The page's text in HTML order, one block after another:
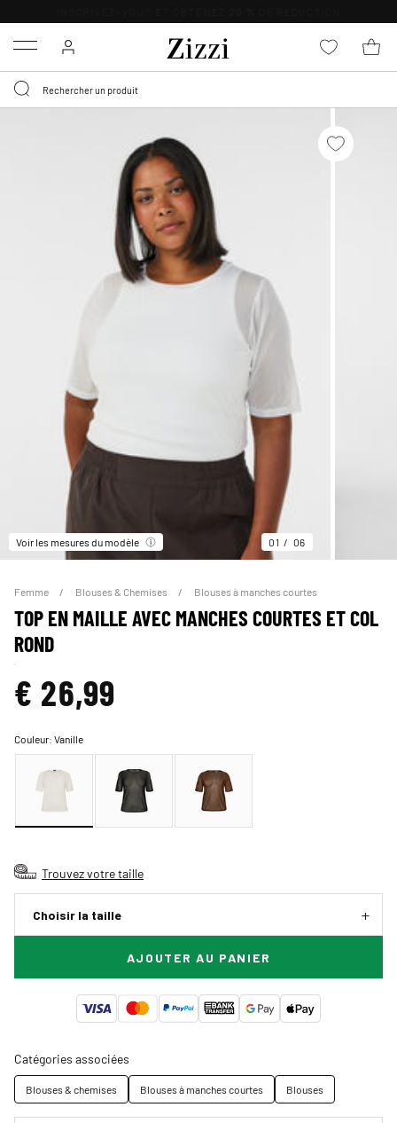
Menu
Voir les mesures du modèle 01 06
Femme Blouses & Chemises Blouses à manches courtes
TOP EN MAILLE AVEC MANCHES COURTES ET COL
ROND
€ 26,99
Couleur:Vanille
Trouvez votre taille
Choisir la taille
AJOUTER AU PANIER
Catégories associées
Blouses & chemises Blouses à manches courtes Blouses